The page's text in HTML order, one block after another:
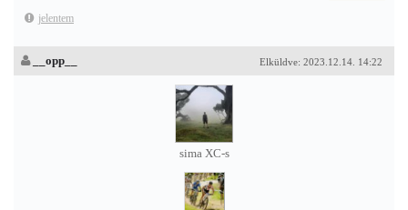
jelentem
Elküldve: 2023.12.14. 14:22
__opp__
sima XC-s